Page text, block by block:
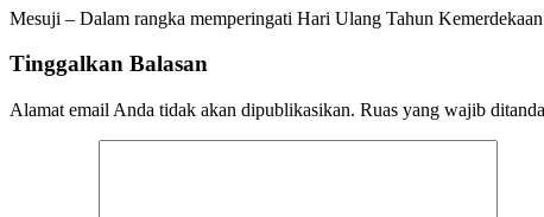
Mesuji – Dalam rangka memperingati Hari Ulang Tahun
Tinggalkan Balasan
Alamat email Anda tidak akan dipublikasikan. Ruas yang wajib